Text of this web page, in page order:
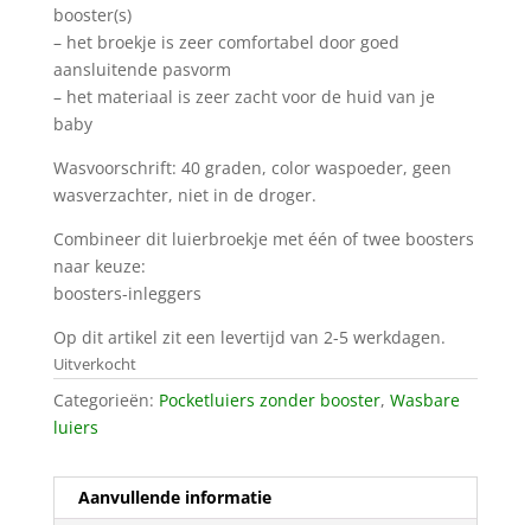
booster(s)
– het broekje is zeer comfortabel door goed
aansluitende pasvorm
– het materiaal is zeer zacht voor de huid van je
baby
Wasvoorschrift: 40 graden, color waspoeder, geen
wasverzachter, niet in de droger.
Combineer dit luierbroekje met één of twee boosters
naar keuze:
boosters-inleggers
Op dit artikel zit een levertijd van 2-5 werkdagen.
Uitverkocht
Categorieën: Pocketluiers zonder booster, Wasbare
luiers
Aanvullende informatie